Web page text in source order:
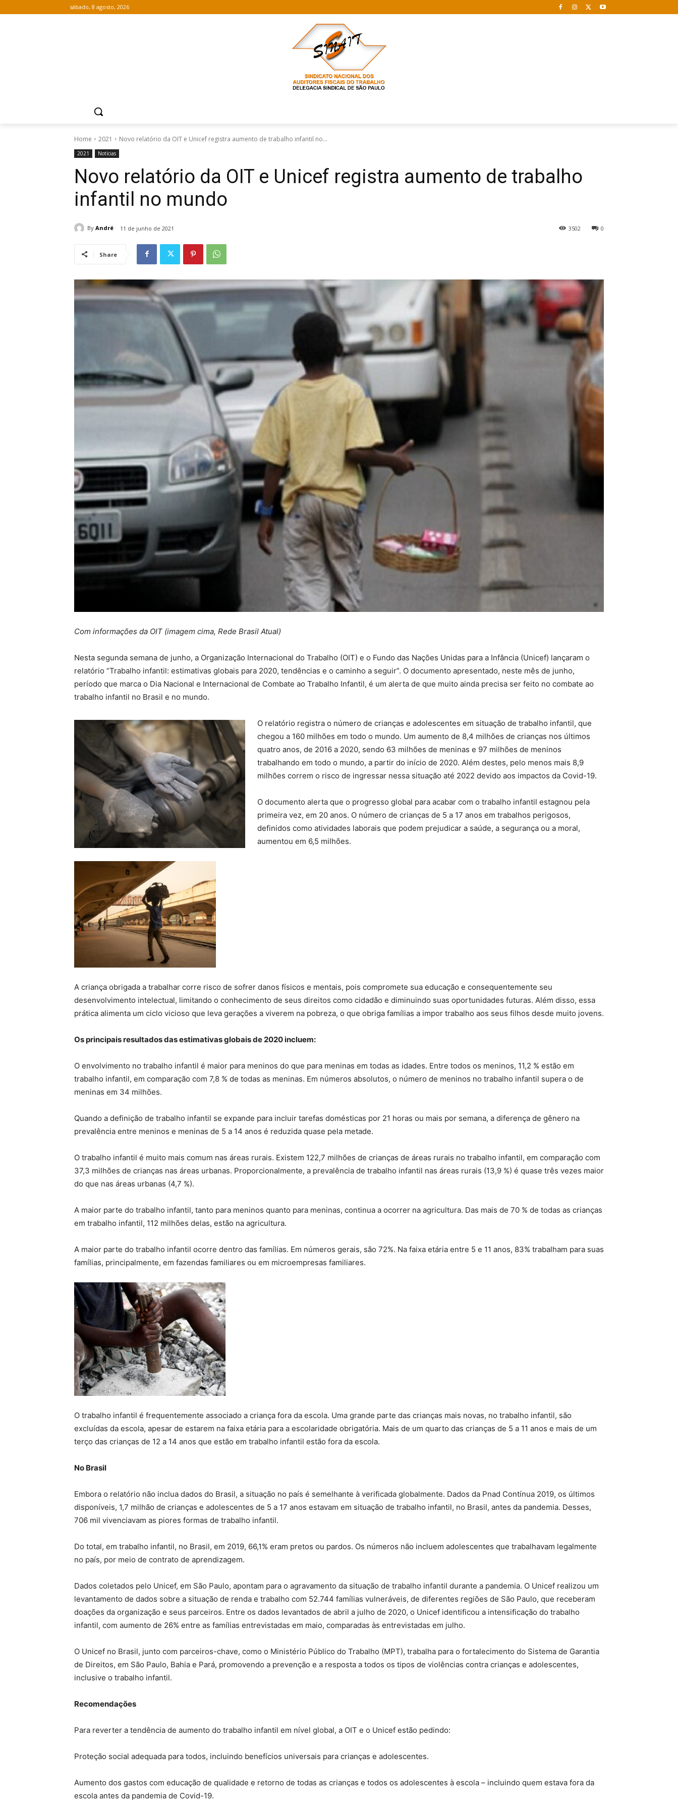
sábado, 8 agosto, 2026
Home 2021 Novo relatório da OIT e Unicef registra aumento de trabalho infantil no...
2021 Notícias
Novo relatório da OIT e Unicef registra aumento de trabalho
infantil no mundo
By André 11 de junho de 2021 0
3502
Share
Com informações da OIT (imagem cima, Rede Brasil Atual)
Nesta segunda semana de junho, a Organização Internacional do Trabalho (OIT) e o Fundo das Nações Unidas para a Infância (Unicef) lançaram o
relatório “Trabalho infantil: estimativas globais para 2020, tendências e o caminho a seguir”. O documento apresentado, neste mês de junho,
período que marca o Dia Nacional e Internacional de Combate ao Trabalho Infantil, é um alerta de que muito ainda precisa ser feito no combate ao
trabalho infantil no Brasil e no mundo.
O relatório registra o número de crianças e adolescentes em situação de trabalho infantil, que
chegou a 160 milhões em todo o mundo. Um aumento de 8,4 milhões de crianças nos últimos
quatro anos, de 2016 a 2020, sendo 63 milhões de meninas e 97 milhões de meninos
trabalhando em todo o mundo, a partir do início de 2020. Além destes, pelo menos mais 8,9
milhões correm o risco de ingressar nessa situação até 2022 devido aos impactos da Covid-19.
O documento alerta que o progresso global para acabar com o trabalho infantil estagnou pela
primeira vez, em 20 anos. O número de crianças de 5 a 17 anos em trabalhos perigosos,
definidos como atividades laborais que podem prejudicar a saúde, a segurança ou a moral,
aumentou em 6,5 milhões.
A criança obrigada a trabalhar corre risco de sofrer danos físicos e mentais, pois compromete sua educação e consequentemente seu
desenvolvimento intelectual, limitando o conhecimento de seus direitos como cidadão e diminuindo suas oportunidades futuras. Além disso, essa
prática alimenta um ciclo vicioso que leva gerações a viverem na pobreza, o que obriga famílias a impor trabalho aos seus filhos desde muito jovens.
Os principais resultados das estimativas globais de 2020 incluem:
O envolvimento no trabalho infantil é maior para meninos do que para meninas em todas as idades. Entre todos os meninos, 11,2 % estão em
trabalho infantil, em comparação com 7,8 % de todas as meninas. Em números absolutos, o número de meninos no trabalho infantil supera o de
meninas em 34 milhões.
Quando a definição de trabalho infantil se expande para incluir tarefas domésticas por 21 horas ou mais por semana, a diferença de gênero na
prevalência entre meninos e meninas de 5 a 14 anos é reduzida quase pela metade.
O trabalho infantil é muito mais comum nas áreas rurais. Existem 122,7 milhões de crianças de áreas rurais no trabalho infantil, em comparação com
37,3 milhões de crianças nas áreas urbanas. Proporcionalmente, a prevalência de trabalho infantil nas áreas rurais (13,9 %) é quase três vezes maior
do que nas áreas urbanas (4,7 %).
A maior parte do trabalho infantil, tanto para meninos quanto para meninas, continua a ocorrer na agricultura. Das mais de 70 % de todas as crianças
em trabalho infantil, 112 milhões delas, estão na agricultura.
A maior parte do trabalho infantil ocorre dentro das famílias. Em números gerais, são 72%. Na faixa etária entre 5 e 11 anos, 83% trabalham para suas
famílias, principalmente, em fazendas familiares ou em microempresas familiares.
O trabalho infantil é frequentemente associado a criança fora da escola. Uma grande parte das crianças mais novas, no trabalho infantil, são
excluídas da escola, apesar de estarem na faixa etária para a escolaridade obrigatória. Mais de um quarto das crianças de 5 a 11 anos e mais de um
terço das crianças de 12 a 14 anos que estão em trabalho infantil estão fora da escola.
No Brasil
Embora o relatório não inclua dados do Brasil, a situação no país é semelhante à verificada globalmente. Dados da Pnad Contínua 2019, os últimos
disponíveis, 1,7 milhão de crianças e adolescentes de 5 a 17 anos estavam em situação de trabalho infantil, no Brasil, antes da pandemia. Desses,
706 mil vivenciavam as piores formas de trabalho infantil.
Do total, em trabalho infantil, no Brasil, em 2019, 66,1% eram pretos ou pardos. Os números não incluem adolescentes que trabalhavam legalmente
no país, por meio de contrato de aprendizagem.
Dados coletados pelo Unicef, em São Paulo, apontam para o agravamento da situação de trabalho infantil durante a pandemia. O Unicef realizou um
levantamento de dados sobre a situação de renda e trabalho com 52.744 famílias vulneráveis, de diferentes regiões de São Paulo, que receberam
doações da organização e seus parceiros. Entre os dados levantados de abril a julho de 2020, o Unicef identificou a intensificação do trabalho
infantil, com aumento de 26% entre as famílias entrevistadas em maio, comparadas às entrevistadas em julho.
O Unicef no Brasil, junto com parceiros-chave, como o Ministério Público do Trabalho (MPT), trabalha para o fortalecimento do Sistema de Garantia
de Direitos, em São Paulo, Bahia e Pará, promovendo a prevenção e a resposta a todos os tipos de violências contra crianças e adolescentes,
inclusive o trabalho infantil.
Recomendações
Para reverter a tendência de aumento do trabalho infantil em nível global, a OIT e o Unicef estão pedindo:
Proteção social adequada para todos, incluindo benefícios universais para crianças e adolescentes.
Aumento dos gastos com educação de qualidade e retorno de todas as crianças e todos os adolescentes à escola – incluindo quem estava fora da
escola antes da pandemia de Covid-19.